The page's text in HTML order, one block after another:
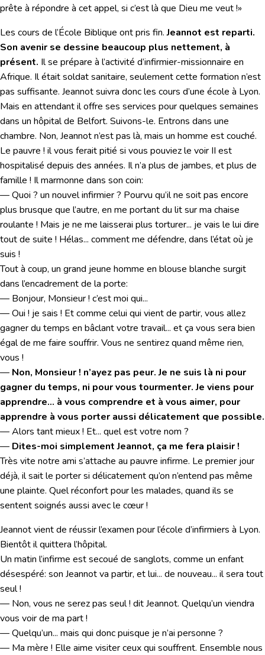
prête à répondre à cet appel, si c’est là que Dieu me veut !»
Les cours de l’École Biblique ont pris fin.Jeannot est reparti.
Son avenir se dessine beaucoup plus nettement, à
présent. Il se prépare à l’activité d’infirmier-missionnaire en
Afrique. Il était soldat sanitaire, seulement cette formation n’est
pas suffisante. Jeannot suivra donc les cours d’une école à Lyon.
Mais en attendant il offre ses services pour quelques semaines
dans un hôpital de Belfort. Suivons-le. Entrons dans une
chambre. Non, Jeannot n’est pas là, mais un homme est couché.
Le pauvre ! il vous ferait pitié si vous pouviez le voir II est
hospitalisé depuis des années. Il n’a plus de jambes, et plus de
famille ! Il marmonne dans son coin:
— Quoi ? un nouvel infirmier ? Pourvu qu’il ne soit pas encore
plus brusque que l’autre, en me portant du lit sur ma chaise
roulante ! Mais je ne me laisserai plus torturer... je vais le lui dire
tout de suite ! Hélas... comment me défendre, dans l’état où je
suis !
Tout à coup, un grand jeune homme en blouse blanche surgit
dans l’encadrement de la porte:
— Bonjour, Monsieur ! c’est moi qui...
— Oui ! je sais ! Et comme celui qui vient de partir, vous allez
gagner du temps en bâclant votre travail... et ça vous sera bien
égal de me faire souffrir. Vous ne sentirez quand même rien,
vous !
— Non, Monsieur ! n’ayez pas peur. Je ne suis là ni pour
gagner du temps, ni pour vous tourmenter. Je viens pour
apprendre... à vous comprendre et à vous aimer, pour
apprendre à vous porter aussi délicatement que possible.
— Alors tant mieux ! Et... quel est votre nom ?
— Dites-moi simplement Jeannot, ça me fera plaisir !
Très vite notre ami s’attache au pauvre infirme. Le premier jour
déjà, il sait le porter si délicatement qu’on n’entend pas même
une plainte. Quel réconfort pour les malades, quand ils se
sentent soignés aussi avec le cœur !
Jeannot vient de réussir l’examen pour l’école d’infirmiers à Lyon.
Bientôt il quittera l’hôpital.
Un matin l’infirme est secoué de sanglots, comme un enfant
désespéré: son Jeannot va partir, et lui... de nouveau... il sera tout
seul !
— Non, vous ne serez pas seul ! dit Jeannot. Quelqu’un viendra
vous voir de ma part !
— Quelqu’un... mais qui donc puisque je n’ai personne ?
— Ma mère ! Elle aime visiter ceux qui souffrent. Ensemble nous